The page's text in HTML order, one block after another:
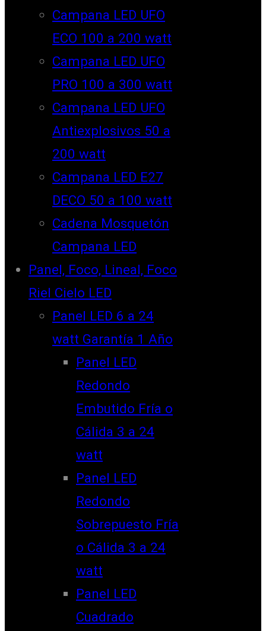
Campana LED UFO
ECO 100 a 200 watt
Campana LED UFO
PRO 100 a 300 watt
Campana LED UFO
Antiexplosivos 50 a
200 watt
Campana LED E27
DECO 50 a 100 watt
Cadena Mosquetón
Campana LED
Panel, Foco, Lineal, Foco
Riel Cielo LED
Panel LED 6 a 24
watt Garantía 1 Año
Panel LED
Redondo
Embutido Fría o
Cálida 3 a 24
watt
Panel LED
Redondo
Sobrepuesto Fría
o Cálida 3 a 24
watt
Panel LED
Cuadrado